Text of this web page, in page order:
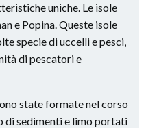
uniche. Le isole
e Popina. Queste isole
specie di uccelli e pesci,
di pescatori e
state formate nel corso
di sedimenti e limo portati